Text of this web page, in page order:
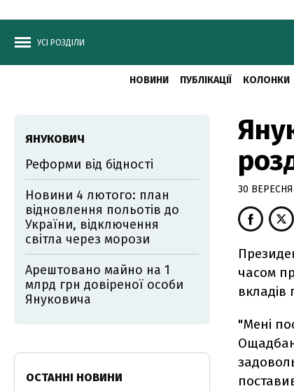
УСІ РОЗДІЛИ
НОВИНИ ПУБЛІКАЦІЇ КОЛОНКИ
30 ВЕРЕСНЯ
часом
"Мені
ЯНУКОВИЧ
Реформи від бідності
Новини 4 лютого: план
відновлення польотів до
України, відключення
світла через морози
Арештовано майно на 1
млрд грн довіреної особи
Януковича
ОСТАННІ НОВИНИ